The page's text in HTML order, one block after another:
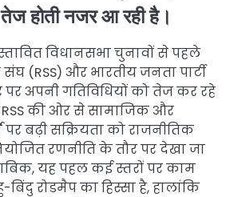
होती नजर आ रही है।
विधानसभा चुनावों से पहले
(RSS) और भारतीय जनता पार्टी
पर अपनी गतिविधियों को तेज कर रहे
RSS की ओर से सामाजिक और
बढ़ी सक्रियता को राजनीतिक
रणनीति के तौर पर देखा जा
यह पहल कई स्तरों पर काम
रोडमैप का हिस्सा है, हालांकि